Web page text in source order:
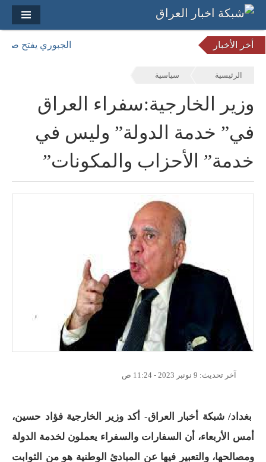
أخر الأخبار الجبوري يفتح صندوق الأسرار:
الرئيسية سياسية
وزير الخارجية:سفراء العراق
في” خدمة الدولة” وليس في
خدمة” الأحزاب والمكونات”
آخر تحديث: 9 نونبر 2023 - 11:24 ص
بغداد/ شبكة أخبار العراق- أكد وزير الخارجية فؤاد حسين،
أمس الأربعاء، أن السفارات والسفراء يعملون لخدمة الدولة
ومصالحها، والتعبير فيها عن المبادئ الوطنية هو من الثوابت